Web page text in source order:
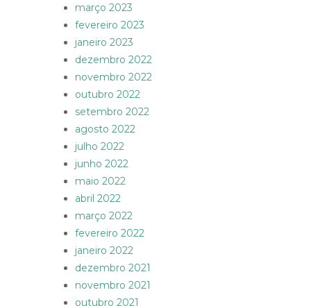
março 2023
fevereiro 2023
janeiro 2023
dezembro 2022
novembro 2022
outubro 2022
setembro 2022
agosto 2022
julho 2022
junho 2022
maio 2022
abril 2022
março 2022
fevereiro 2022
janeiro 2022
dezembro 2021
novembro 2021
outubro 2021